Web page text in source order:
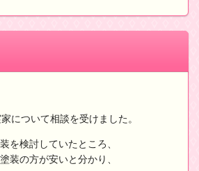
について相談を受けました。
を検討していたところ、
装の方が安いと分かり、